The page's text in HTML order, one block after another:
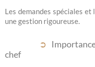
Les demandes spéciales
une gestion rigoureuse.
chef